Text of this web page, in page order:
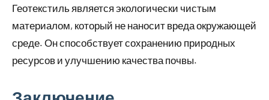
Геотекстиль является экологически чистым
материалом, который не наносит вреда окружающей
среде. Он способствует сохранению природных
ресурсов и улучшению качества почвы.